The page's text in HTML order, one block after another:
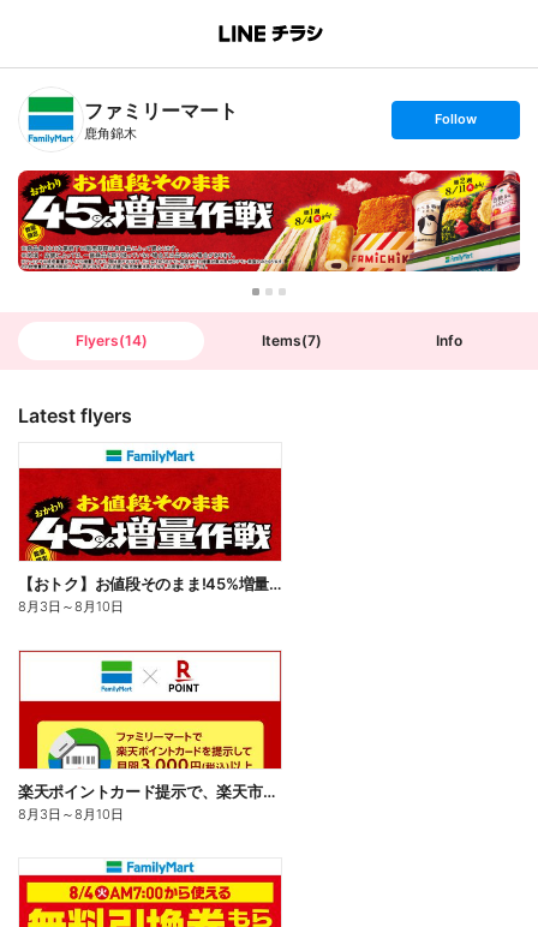
B
n
T
ファミリーマート
鹿角錦木
s
t
o
l
l
o
w
Follow
Flyers(14) Items(7) Info
Latest flyers
【おトク】お値段そのまま!45%増量作戦!
8月3日 ～8月10日
楽天ポイントカード提示で、楽天市場でのお買い物がおトクに!
8月3日 ～8月10日